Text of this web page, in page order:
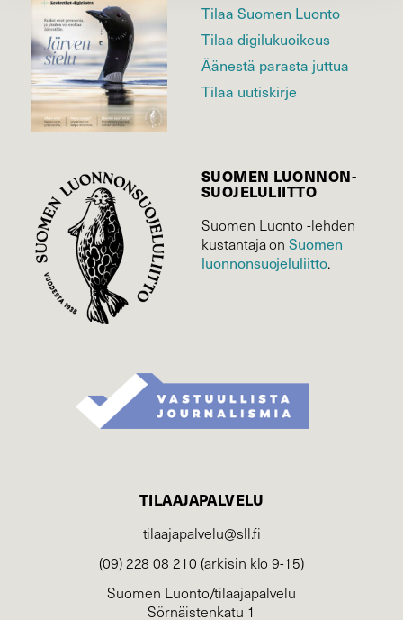
Tilaa Suomen Luonto
Tilaa digilukuoikeus
Äänestä parasta juttua
Tilaa uutiskirje
SUOMEN LUONNON­
SUOJELU­LIITTO
Suomen Luonto -lehden
kustantaja onSuomen
luonnonsuojelu­liitto.
TILAAJAPALVELU
tilaajapalvelu@sll.fi
(09) 228 08 210 (arkisin klo 9-15)
Suomen Luonto/tilaajapalvelu
Sörnäistenkatu 1